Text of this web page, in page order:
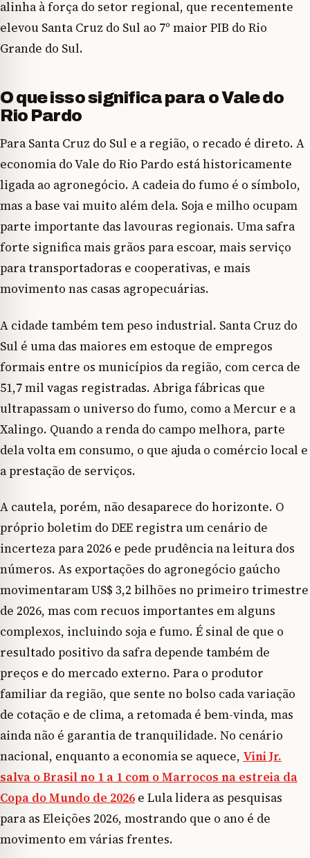
alinha à força do setor regional, que recentemente
elevou Santa Cruz do Sul ao 7º maior PIB do Rio
Grande do Sul.
O que isso significa para o Vale do
Rio Pardo
Para Santa Cruz do Sul e a região, o recado é direto. A
economia do Vale do Rio Pardo está historicamente
ligada ao agronegócio. A cadeia do fumo é o símbolo,
mas a base vai muito além dela. Soja e milho ocupam
parte importante das lavouras regionais. Uma safra
forte significa mais grãos para escoar, mais serviço
para transportadoras e cooperativas, e mais
movimento nas casas agropecuárias.
A cidade também tem peso industrial. Santa Cruz do
Sul é uma das maiores em estoque de empregos
formais entre os municípios da região, com cerca de
51,7 mil vagas registradas. Abriga fábricas que
ultrapassam o universo do fumo, como a Mercur e a
Xalingo. Quando a renda do campo melhora, parte
dela volta em consumo, o que ajuda o comércio local e
a prestação de serviços.
A cautela, porém, não desaparece do horizonte. O
próprio boletim do DEE registra um cenário de
incerteza para 2026 e pede prudência na leitura dos
números. As exportações do agronegócio gaúcho
movimentaram US$ 3,2 bilhões no primeiro trimestre
de 2026, mas com recuos importantes em alguns
complexos, incluindo soja e fumo. É sinal de que o
resultado positivo da safra depende também de
preços e do mercado externo. Para o produtor
familiar da região, que sente no bolso cada variação
de cotação e de clima, a retomada é bem-vinda, mas
ainda não é garantia de tranquilidade. No cenário
nacional, enquanto a economia se aquece, Vini Jr.
salva o Brasil no 1 a 1 com o Marrocos na estreia da
Copa do Mundo de 2026 e Lula lidera as pesquisas
para as Eleições 2026, mostrando que o ano é de
movimento em várias frentes.